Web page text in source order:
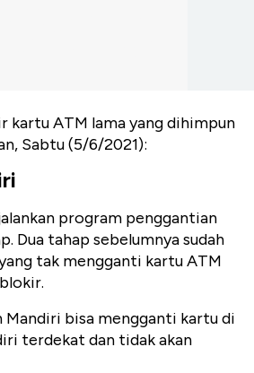
kartu ATM lama yang dihimpun
Sabtu (5/6/2021):
program penggantian
Dua tahap sebelumnya sudah
tak mengganti kartu ATM
Mandiri bisa mengganti kartu di
terdekat dan tidak akan